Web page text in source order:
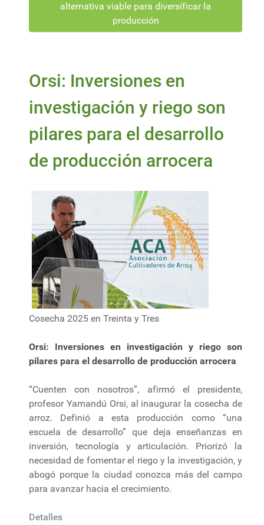
alternativa viable para diversificar la
producción
Orsi: Inversiones en
investigación y riego son
pilares para el desarrollo
de producción arrocera
Cosecha 2025 en Treinta y Tres
Orsi: Inversiones en investigación y riego son
pilares para el desarrollo de producción arrocera
“Cuenten con nosotros”, afirmó el presidente,
profesor Yamandú Orsi, al inaugurar la cosecha de
arroz. Definió a esta producción como “una
escuela de desarrollo” que deja enseñanzas en
inversión, tecnología y articulación. Priorizó la
necesidad de fomentar el riego y la investigación, y
abogó porque la ciudad conozca más del campo
para avanzar hacia el crecimiento.
Detalles